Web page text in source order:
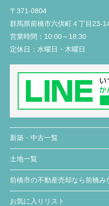
〒371-0804
群馬県前橋市六供町４丁目
営業時間： 10:00～18:30
定休日： 水曜日・木曜日
新築・中古一覧
土地一覧
前橋市の不動産売却なら前橋み
お気に入りリスト